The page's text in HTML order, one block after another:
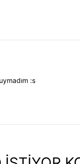
:s